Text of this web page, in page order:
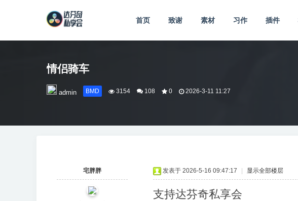
首页 致谢 素材 习作 插件
情侣骑车
admin BMD 3154 108 0 2026-3-11 11:27
宅胖胖 发表于 2026-5-16 09:47:17 显示全部楼层
支持达芬奇私享会